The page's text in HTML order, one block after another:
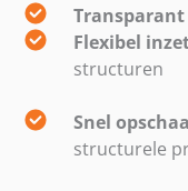
Flexibel
structuren
Snel
structurele